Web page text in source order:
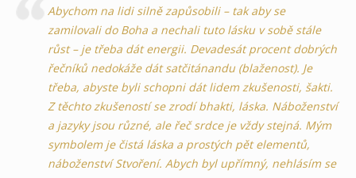
Abychom na lidi silně zapůsobili – tak aby se
zamilovali do Boha a nechali tuto lásku v sobě stále
růst – je třeba dát energii. Devadesát procent dobrých
řečníků nedokáže dát satčitánandu (blaženost). Je
třeba, abyste byli schopni dát lidem zkušenosti, šakti.
Z těchto zkušeností se zrodí bhakti, láska. Náboženství
a jazyky jsou různé, ale řeč srdce je vždy stejná. Mým
symbolem je čistá láska a prostých pět elementů,
náboženství Stvoření. Abych byl upřímný, nehlásím se